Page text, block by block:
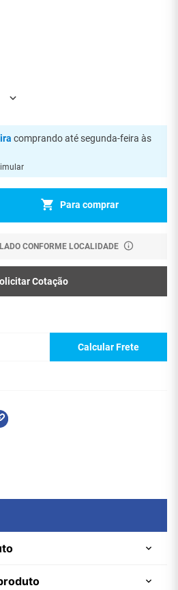
comprando até segunda-feira às
Para comprar
CONFORME LOCALIDADE
Cotação
Calcular Frete